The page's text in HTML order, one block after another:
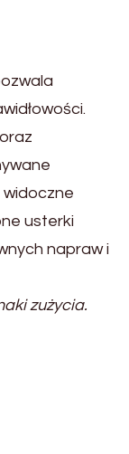
widoczne
usterki
napraw i
zużycia.